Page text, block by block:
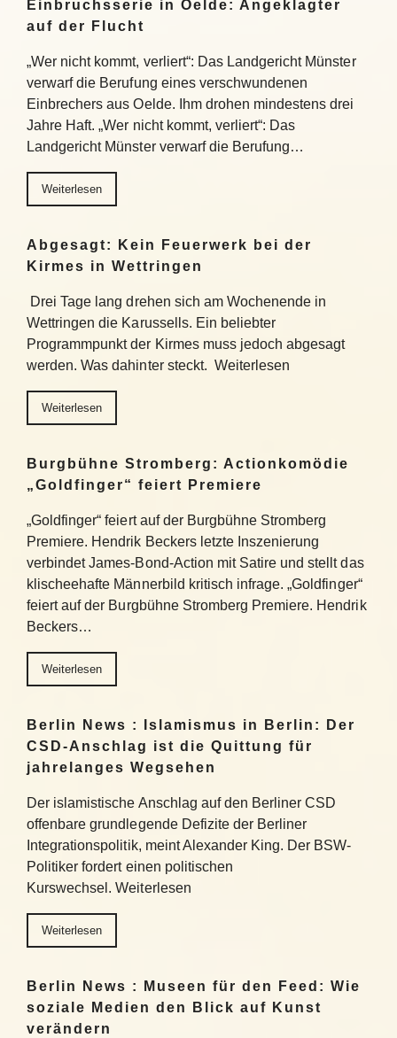
Einbruchsserie in Oelde: Angeklagter
auf der Flucht
„Wer nicht kommt, verliert“: Das Landgericht Münster
verwarf die Berufung eines verschwundenen
Einbrechers aus Oelde. Ihm drohen mindestens drei
Jahre Haft. „Wer nicht kommt, verliert“: Das
Landgericht Münster verwarf die Berufung…
Weiterlesen
Abgesagt: Kein Feuerwerk bei der
Kirmes in Wettringen
Drei Tage lang drehen sich am Wochenende in
Wettringen die Karussells. Ein beliebter
Programmpunkt der Kirmes muss jedoch abgesagt
werden. Was dahinter steckt. Weiterlesen
Weiterlesen
Burgbühne Stromberg: Actionkomödie
„Goldfinger“ feiert Premiere
„Goldfinger“ feiert auf der Burgbühne Stromberg
Premiere. Hendrik Beckers letzte Inszenierung
verbindet James-Bond-Action mit Satire und stellt das
klischeehafte Männerbild kritisch infrage. „Goldfinger“
feiert auf der Burgbühne Stromberg Premiere. Hendrik
Beckers…
Weiterlesen
Berlin News : Islamismus in Berlin: Der
CSD-Anschlag ist die Quittung für
jahrelanges Wegsehen
Der islamistische Anschlag auf den Berliner CSD
offenbare grundlegende Defizite der Berliner
Integrationspolitik, meint Alexander King. Der BSW-
Politiker fordert einen politischen
Kurswechsel. Weiterlesen
Weiterlesen
Berlin News : Museen für den Feed: Wie
soziale Medien den Blick auf Kunst
verändern